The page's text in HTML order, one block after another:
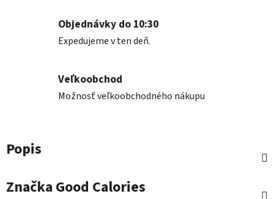
Objednávky do 10:30
Expedujeme v ten deň.
Veľkoobchod
Možnosť veľkoobchodného nákupu
Popis
Značka Good Calories